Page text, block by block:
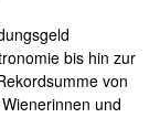
bis hin zur
von
und